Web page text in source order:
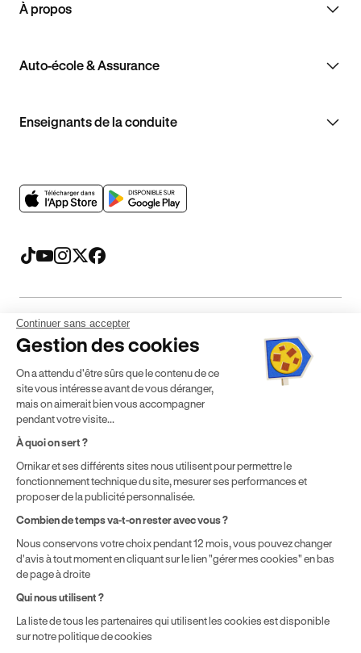
À propos
Auto-école & Assurance
Enseignants de la conduite
Mentions légales CGV CGU Politique de confidentialité
* Détail des conditions de nos offres
localisation géographique et du type de formules que vous
achetez comme détaillé dans nosConditions Générales de
Vente.
Continuer sans accepter
Gestion des cookies
On a attendu d'être sûrs que le contenu de ce
site vous intéresse avant de vous déranger,
mais on aimerait bien vous accompagner
pendant votre visite...
À quoi on sert ?
Ornikar et ses différents sites nous utilisent pour permettre le
fonctionnement technique du site, mesurer ses performances et
proposer de la publicité personnalisée.
Combien de temps va-t-on rester avec vous ?
Nous conservons votre choix pendant 12 mois, vous pouvez changer
d'avis à tout moment en cliquant sur le lien "gérer mes cookies" en bas
de page à droite
Qui nous utilisent ?
La liste de tous les partenaires qui utilisent les cookies est disponible
sur notre politique de cookies